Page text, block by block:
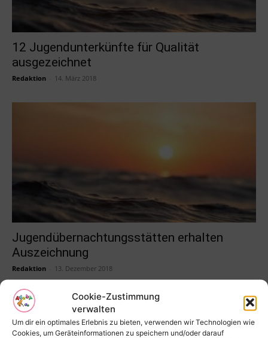
Cookie-Zustimmung
verwalten
Um dir ein optimales Erlebnis zu bieten, verwenden wir Technologien wie
Cookies, um Geräteinformationen zu speichern und/oder darauf
12 Jugendunterkünfte für Qualität
ausgezeichnet
Redaktion 14. März 2018
Jugendübernachtungsstätten erhalten
Auszeichnung
Redaktion 13. Dezember 2018
1 2